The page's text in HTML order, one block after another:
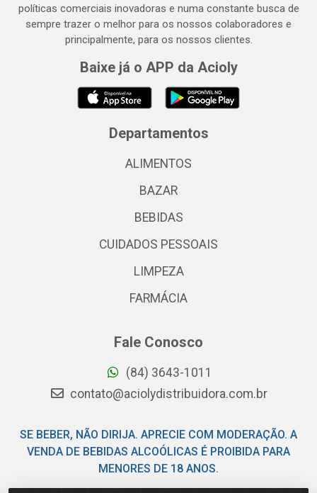
políticas comerciais inovadoras e numa constante busca de
sempre trazer o melhor para os nossos colaboradores e
principalmente, para os nossos clientes.
Baixe já o APP da Acioly
Departamentos
ALIMENTOS
BAZAR
BEBIDAS
CUIDADOS PESSOAIS
LIMPEZA
FARMÁCIA
Fale Conosco
(84) 3643-1011
contato@aciolydistribuidora.com.br
SE BEBER, NÃO DIRIJA. APRECIE COM MODERAÇÃO. A
VENDA DE BEBIDAS ALCOÓLICAS É PROIBIDA PARA
MENORES DE 18 ANOS.